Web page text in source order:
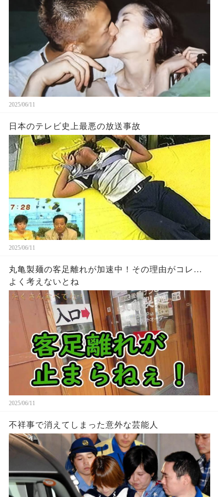
2025/06/11
日本のテレビ史上最悪の放送事故
2025/06/11
丸亀製麺の客足離れが加速中！その理由がコレ…
よく考えないとね
2025/06/11
不祥事で消えてしまった意外な芸能人